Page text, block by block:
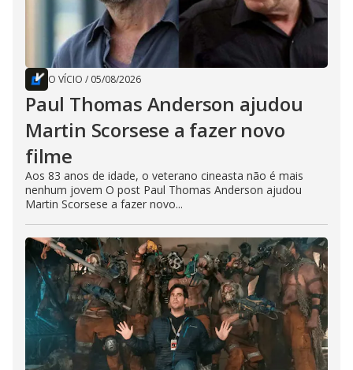
O VÍCIO / 05/08/2026
Paul Thomas Anderson ajudou
Martin Scorsese a fazer novo
filme
Aos 83 anos de idade, o veterano cineasta não é mais
nenhum jovem O post Paul Thomas Anderson ajudou
Martin Scorsese a fazer novo...